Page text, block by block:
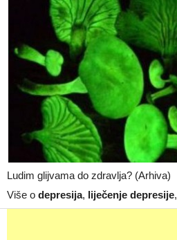
Ludim glijvama do zdravlja? (Arhiva)
Više o depresija, liječenje depresije,